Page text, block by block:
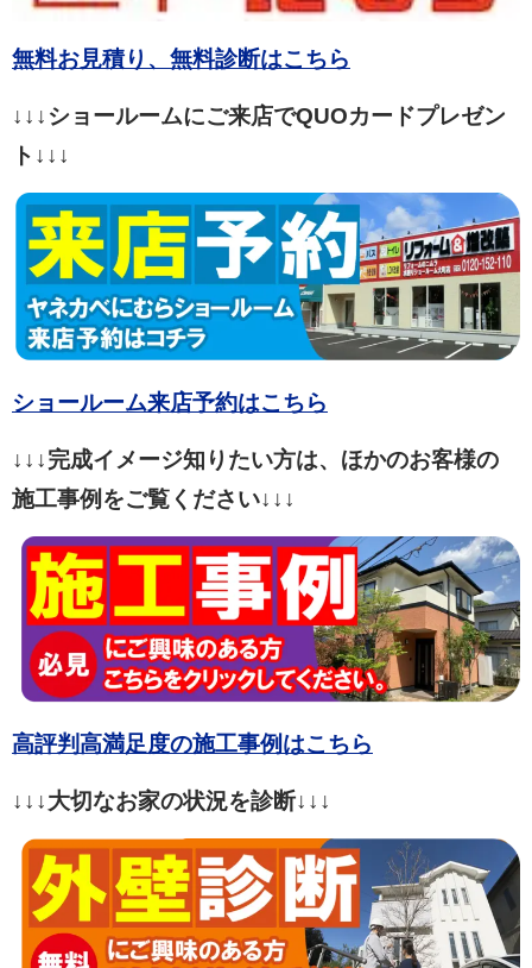
無料お見積り、無料診断はこちら
↓↓↓ショールームにご来店でQUOカードプレゼン
ト↓↓↓
ショールーム来店予約はこちら
↓↓↓完成イメージ知りたい方は、ほかのお客様の
施工事例をご覧ください↓↓↓
高評判高満足度の施工事例はこちら
↓↓↓大切なお家の状況を診断↓↓↓